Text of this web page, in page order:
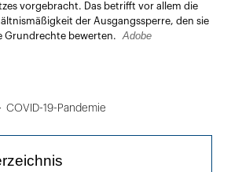
vorgebracht. Das betrifft vor allem die
der Ausgangssperre, den sie
Grundrechte bewerten.
Adobe
COVID-19-Pandemie